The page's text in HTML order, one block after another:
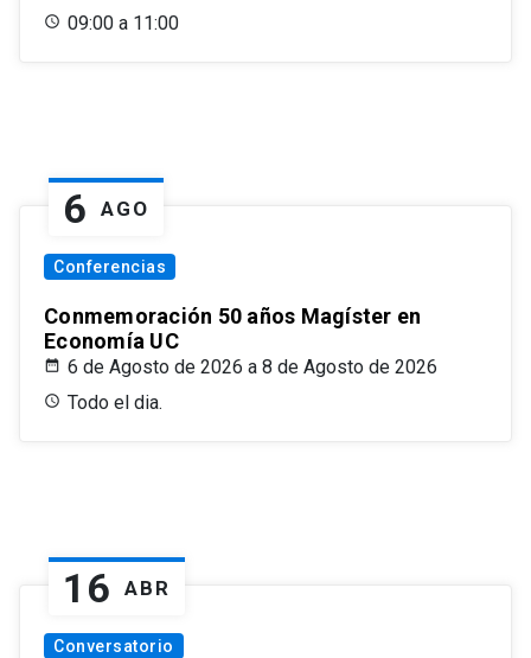
09:00 a 11:00
6 AGO
Conferencias
Conmemoración 50 años Magíster en
Economía UC
6 de Agosto de 2026 a 8 de Agosto de 2026
Todo el dia.
16 ABR
Conversatorio